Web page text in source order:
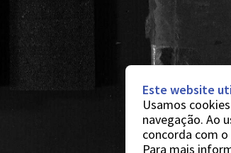
Este website
Usamos
navegação. Ao
concorda com
Para mais